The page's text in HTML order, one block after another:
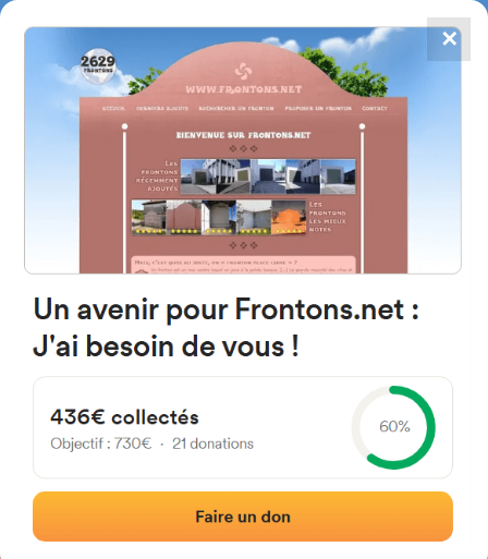
FRONTONS.NET
BUSCAR UN FRONTÓN
AÑADIR UN FRONTÓN
4784
frontones
40465 Pontonx-sur-l'Adour,
46-120 Rue du Fronton
Frontón de plaza libre
Localización|Fotos|Comentarios y reseñas
✕